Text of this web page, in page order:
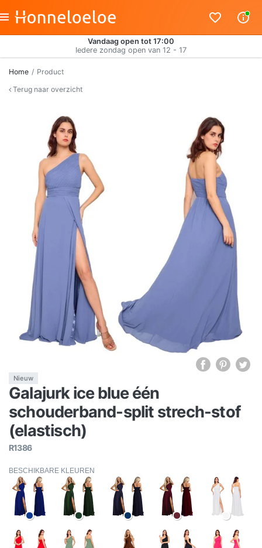
Vandaag open tot 17:00
Iedere zondag open van 12 - 17
Home
Product
Terug naar overzicht
Nieuw
Galajurk ice blue één
schouderband-split strech-stof
(elastisch)
R1386
BESCHIKBARE KLEUREN